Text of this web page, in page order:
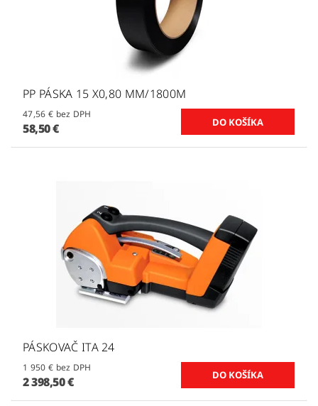
PP PÁSKA 15 X0,80 MM/1800M
47,56 € bez DPH
58,50 €
PÁSKOVAČ ITA 24
1 950 € bez DPH
2 398,50 €